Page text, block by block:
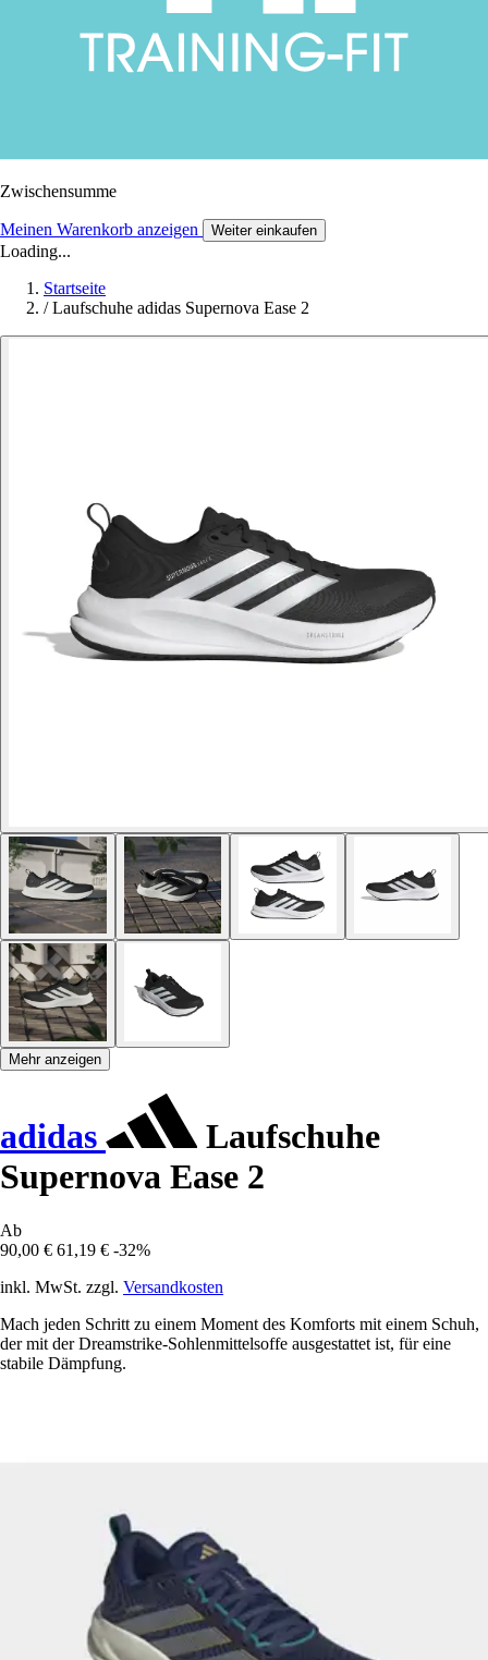
Zwischensumme
Meinen Warenkorb anzeigen Weiter einkaufen
Loading...
Startseite
/ Laufschuhe adidas Supernova Ease 2
Mehr anzeigen
adidas
Laufschuhe
Supernova Ease 2
Ab
90,00 € 61,19 € -32%
inkl. MwSt. zzgl. Versandkosten
Mach jeden Schritt zu einem Moment des Komforts mit einem Schuh,
der mit der Dreamstrike-Sohlenmittelsoffe ausgestattet ist, für eine
stabile Dämpfung.